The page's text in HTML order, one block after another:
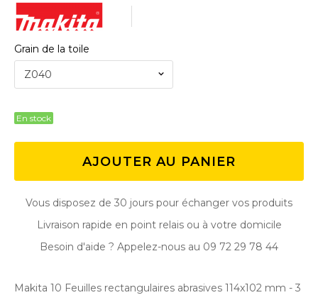
Grain de la toile
Z040
En stock
AJOUTER AU PANIER
Vous disposez de 30 jours pour échanger vos produits
Livraison rapide en point relais ou à votre domicile
Besoin d'aide ? Appelez-nous au 09 72 29 78 44
Makita 10 Feuilles rectangulaires abrasives 114x102 mm - 3